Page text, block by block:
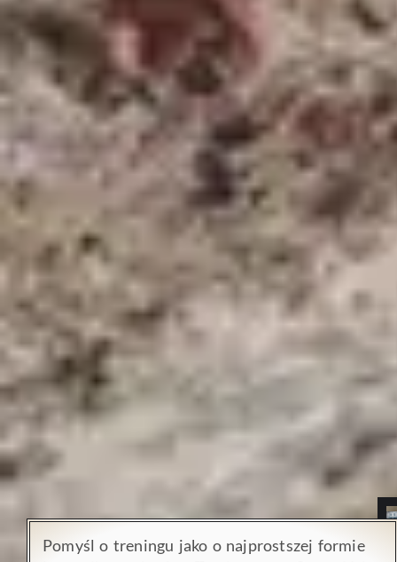
Pomyśl o treningu jako o najprostszej formie